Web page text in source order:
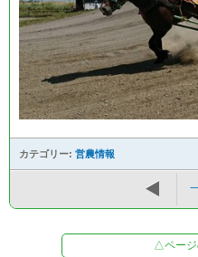
カテゴリー: 営農情報
△ページ